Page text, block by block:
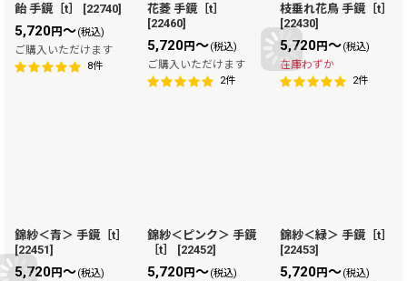
飴 手鏡［t］ [22740]
5,720円～(税込)
ご購入いただけます
8件
花菱 手鏡［t］
[22460]
5,720円～(税込)
ご購入いただけます
2件
枝垂れ花鳥 手鏡［t］
[22430]
5,720円～(税込)
在庫わずか
2件
錦紗＜青＞ 手鏡［t］
[22451]
5,720円～(税込)
錦紗＜ピンク＞ 手鏡
［t］
[22452]
5,720円～(税込)
錦紗＜緑＞ 手鏡［t］
[22453]
5,720円～(税込)